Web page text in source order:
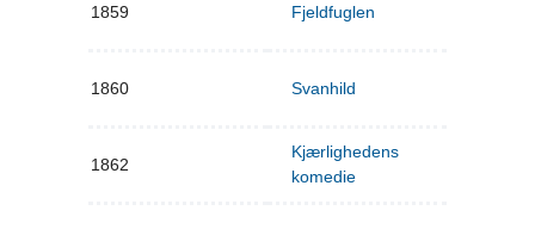
1859 Fjeldfuglen
1860 Svanhild
1862
Kjærlighedens
komedie